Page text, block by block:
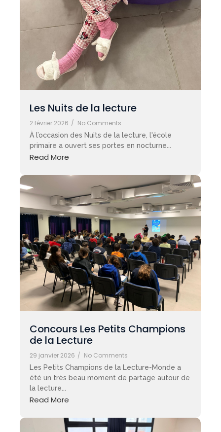
Les Nuits de la lecture
2 février 2026 / No Comments
À l’occasion des Nuits de la lecture, l'école
primaire a ouvert ses portes en nocturne...
Read More
Concours Les Petits Champions
de la Lecture
29 janvier 2026 / No Comments
Les Petits Champions de la Lecture-Monde a
été un très beau moment de partage autour de
la lecture...
Read More